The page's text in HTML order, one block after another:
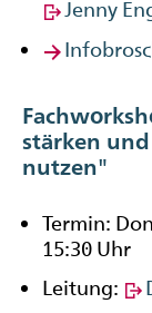
Jenny
stärken
nutzen"
Termin:
15:30 Uhr
Leitung: